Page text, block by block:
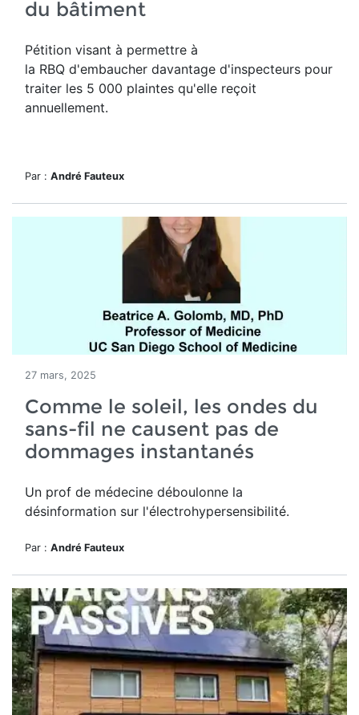
du bâtiment
Pétition visant à permettre à
la RBQ d'embaucher davantage d'inspecteurs pour
traiter les 5 000 plaintes qu'elle reçoit
annuellement.
Par : André Fauteux
27 mars, 2025
Comme le soleil, les ondes du
sans-fil ne causent pas de
dommages instantanés
Un prof de médecine déboulonne la
désinformation sur l'électrohypersensibilité.
Par : André Fauteux